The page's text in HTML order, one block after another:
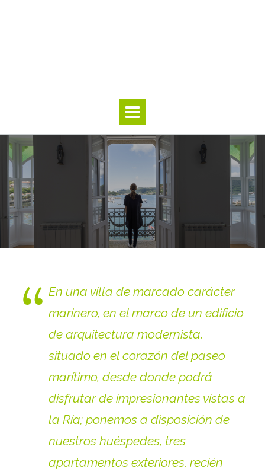
En una villa de marcado carácter
marinero, en el marco de un edificio
de arquitectura modernista,
situado en el corazón del paseo
marítimo, desde donde podrá
disfrutar de impresionantes vistas a
la Ría; ponemos a disposición de
nuestros huéspedes, tres
apartamentos exteriores, recién